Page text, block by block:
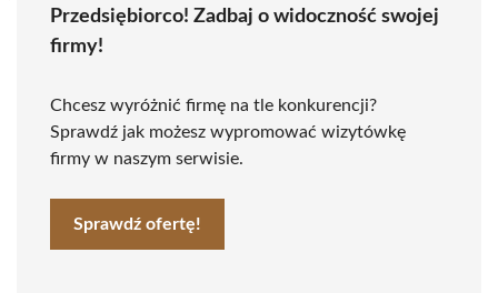
Przedsiębiorco! Zadbaj o widoczność swojej
firmy!
Chcesz wyróżnić firmę na tle konkurencji?
Sprawdź jak możesz wypromować wizytówkę
firmy w naszym serwisie.
Sprawdź ofertę!